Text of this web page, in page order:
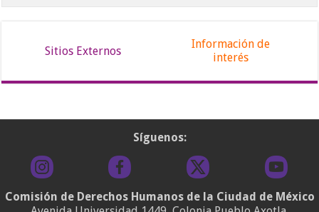
Sitios Externos
Información de
interés
Síguenos:
Comisión de Derechos Humanos de la Ciudad de México